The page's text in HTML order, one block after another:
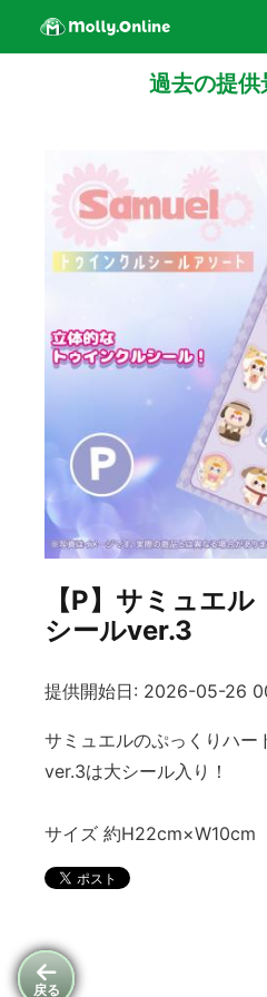
戻る
過去の提供
【P】サミュエ
シールver.3
提供開始日: 2026-05-26
サミュエルのぷっくりハー
ver.3は大シール入り！
サイズ 約